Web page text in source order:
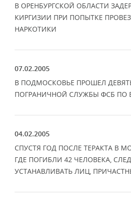
В ОРЕНБУРГСКОЙ ОБЛАСТИ
КИРГИЗИИ ПРИ ПОПЫТКЕ
НАРКОТИКИ
07.02.2005
В ПОДМОСКОВЬЕ ПРОШЕЛ
ПОГРАНИЧНОЙ СЛУЖБЫ ФСБ ПО
04.02.2005
СПУСТЯ ГОД ПОСЛЕ ТЕРАКТА В
ГДЕ ПОГИБЛИ 42 ЧЕЛОВЕКА,
УСТАНАВЛИВАТЬ ЛИЦ,